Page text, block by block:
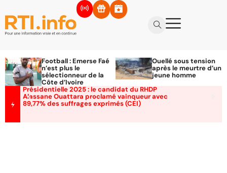
Football : Emerse Faé
n’est plus le
sélectionneur de la
Côte d’Ivoire
Ouellé sous tension
après le meurtre d’un
jeune homme
Présidentielle 2025 : le candidat du RHDP
Alassane Ouattara proclamé vainqueur avec
89,77% des suffrages exprimés (CEI)